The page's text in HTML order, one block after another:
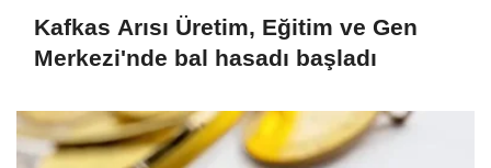
Kafkas Arısı Üretim, Eğitim ve Gen
Merkezi'nde bal hasadı başladı